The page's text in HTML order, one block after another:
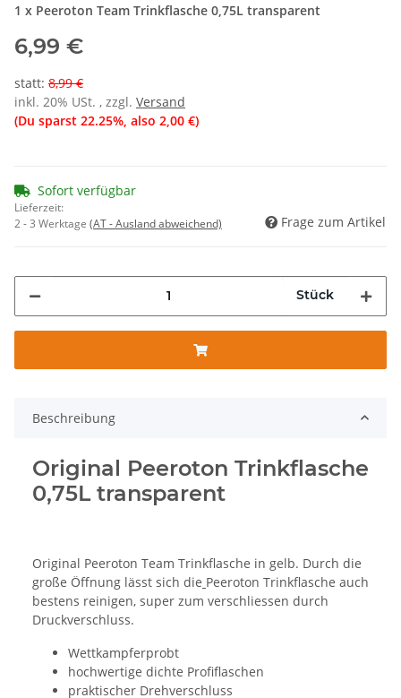
1 x Peeroton Team Trinkflasche 0,75L transparent
6,99 €
statt: 8,99 €
inkl. 20% USt. , zzgl. Versand
(Du sparst 22.25%, also 2,00 €)
Sofort verfügbar
Lieferzeit:
2 - 3 Werktage (AT - Ausland abweichend) Frage zum Artikel
Stück
Beschreibung
Original Peeroton Trinkflasche
0,75L transparent
Original Peeroton Team Trinkflasche in gelb. Durch die
große Öffnung lässt sich die Peeroton Trinkflasche auch
bestens reinigen, super zum verschliessen durch
Druckverschluss.
Wettkampferprobt
hochwertige dichte Profiflaschen
praktischer Drehverschluss